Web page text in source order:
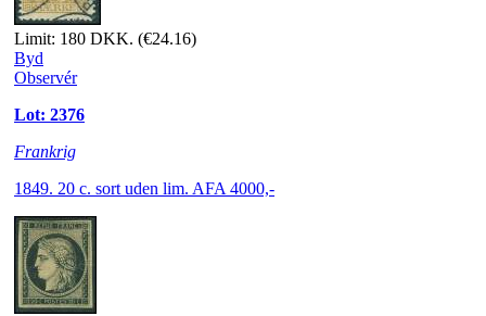
Limit: 180 DKK. (€24.16)
Byd
Observér
Lot: 2376
Frankrig
1849. 20 c. sort uden lim. AFA 4000,-